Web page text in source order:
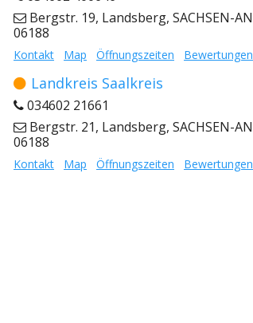
Bergstr. 19, Landsberg, SACHSEN-
06188
Kontakt Map Öffnungszeiten Bewertungen
Landkreis Saalkreis
034602 21661
Bergstr. 21, Landsberg, SACHSEN-
06188
Kontakt Map Öffnungszeiten Bewertungen